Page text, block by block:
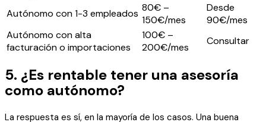
Autónomo con 1-3 empleados 80€ –
150€/mes
Desde
90€/mes
Autónomo con alta
facturación o importaciones
100€ –
200€/mes
Consultar
5. ¿Es rentable tener una asesoría
como autónomo?
La respuesta es sí, en la mayoría de los casos. Una buena